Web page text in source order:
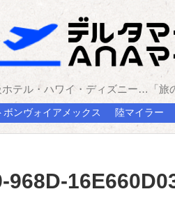
テル・ハワイ・ディズニー…「旅
ボンヴォイアメックス 陸マイラー